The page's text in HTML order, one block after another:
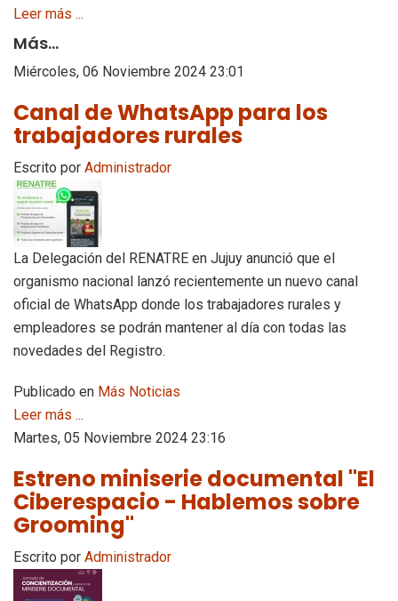
Leer más ...
Más...
Miércoles, 06 Noviembre 2024 23:01
Canal de WhatsApp para los
trabajadores rurales
Escrito por Administrador
La Delegación del RENATRE en Jujuy anunció que el
organismo nacional lanzó recientemente un nuevo canal
oficial de WhatsApp donde los trabajadores rurales y
empleadores se podrán mantener al día con todas las
novedades del Registro.
Publicado en Más Noticias
Leer más ...
Martes, 05 Noviembre 2024 23:16
Estreno miniserie documental "El
Ciberespacio - Hablemos sobre
Grooming"
Escrito por Administrador